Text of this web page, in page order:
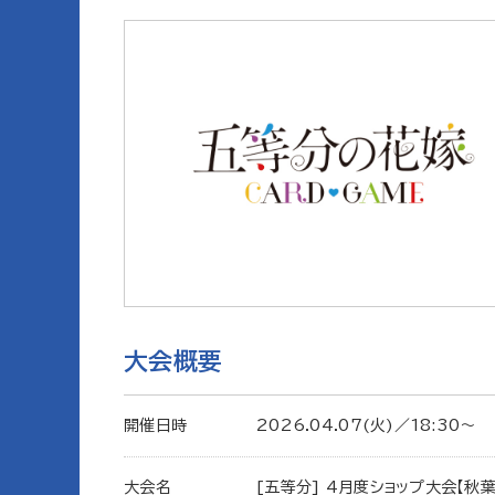
大会概要
開催日時 2026.04.07(火)／18:30〜
大会名 [五等分] 4月度ショップ大会【秋葉